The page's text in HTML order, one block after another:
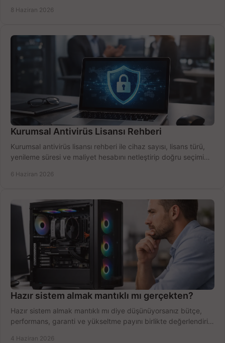
8 Haziran 2026
Kurumsal Antivirüs Lisansı Rehberi
Kurumsal antivirüs lisansı rehberi ile cihaz sayısı, lisans türü,
yenileme süresi ve maliyet hesabını netleştirip doğru seçimi
6 Haziran 2026
Hazır sistem almak mantıklı mı gerçekten?
Hazır sistem almak mantıklı mı diye düşünüyorsanız bütçe,
performans, garanti ve yükseltme payını birlikte değerlendirin,
4 Haziran 2026